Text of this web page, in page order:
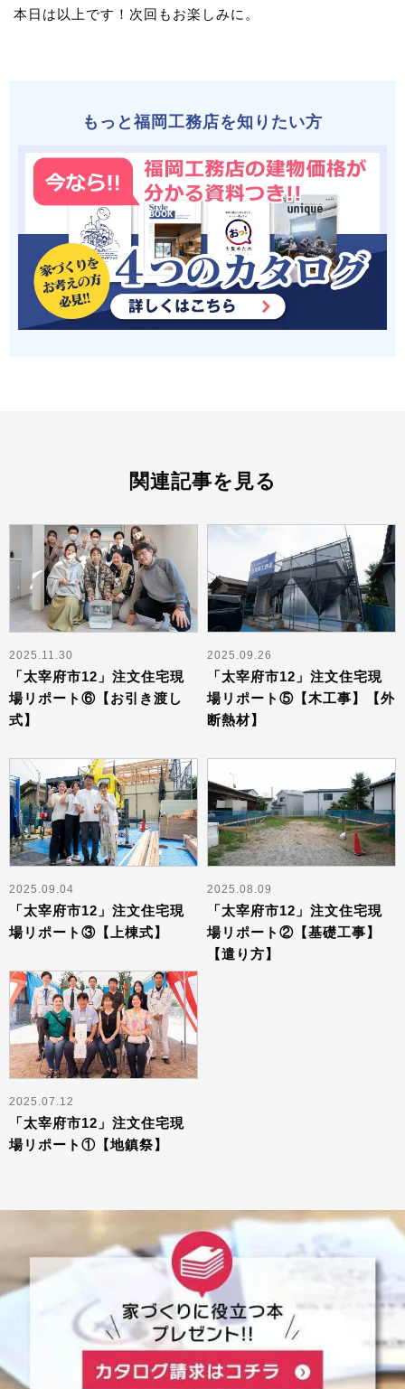
本日は以上です！次回もお楽しみに。
もっと福岡工務店を知りたい方
関連記事を見る
2025.11.30
「太宰府市12」注文住宅現
場リポート⑥【お引き渡し
式】
2025.09.26
「太宰府市12」注文住宅現
場リポート⑤【木工事】【外
断熱材】
2025.09.04
「太宰府市12」注文住宅現
場リポート③【上棟式】
2025.08.09
「太宰府市12」注文住宅現
場リポート②【基礎工事】
【遣り方】
2025.07.12
「太宰府市12」注文住宅現
場リポート①【地鎮祭】